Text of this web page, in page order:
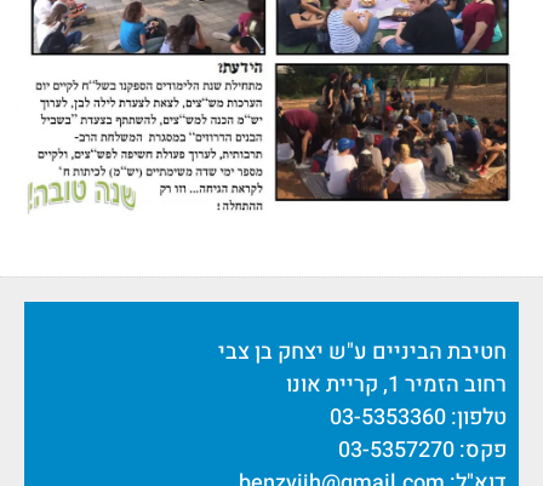
חטיבת הביניים ע"ש יצחק בן צבי
רחוב הזמיר 1, קריית אונו
טלפון: 03-5353360
פקס: 03-5357270